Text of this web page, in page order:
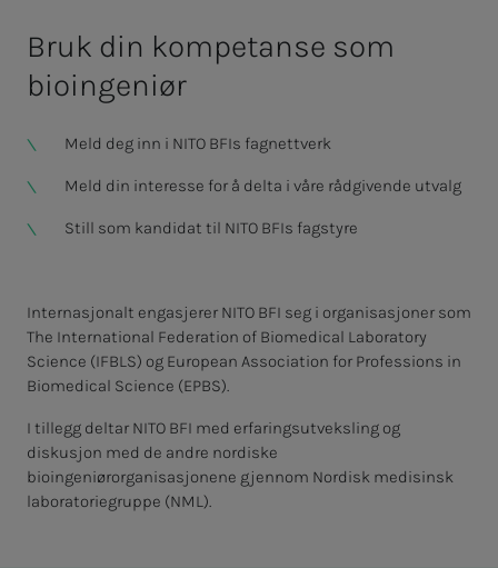
Bruk din kompetanse som
bioingeniør
Meld deg inn i NITO BFIs fagnettverk
Meld din interesse for å delta i våre rådgivende utvalg
Still som kandidat til NITO BFIs fagstyre
Internasjonalt engasjerer NITO BFI seg i organisasjoner som
The International Federation of Biomedical Laboratory
Science (IFBLS) og European Association for Professions in
Biomedical Science (EPBS).
I tillegg deltar NITO BFI med erfaringsutveksling og
diskusjon med de andre nordiske
bioingeniørorganisasjonene gjennom Nordisk medisinsk
laboratoriegruppe (NML).